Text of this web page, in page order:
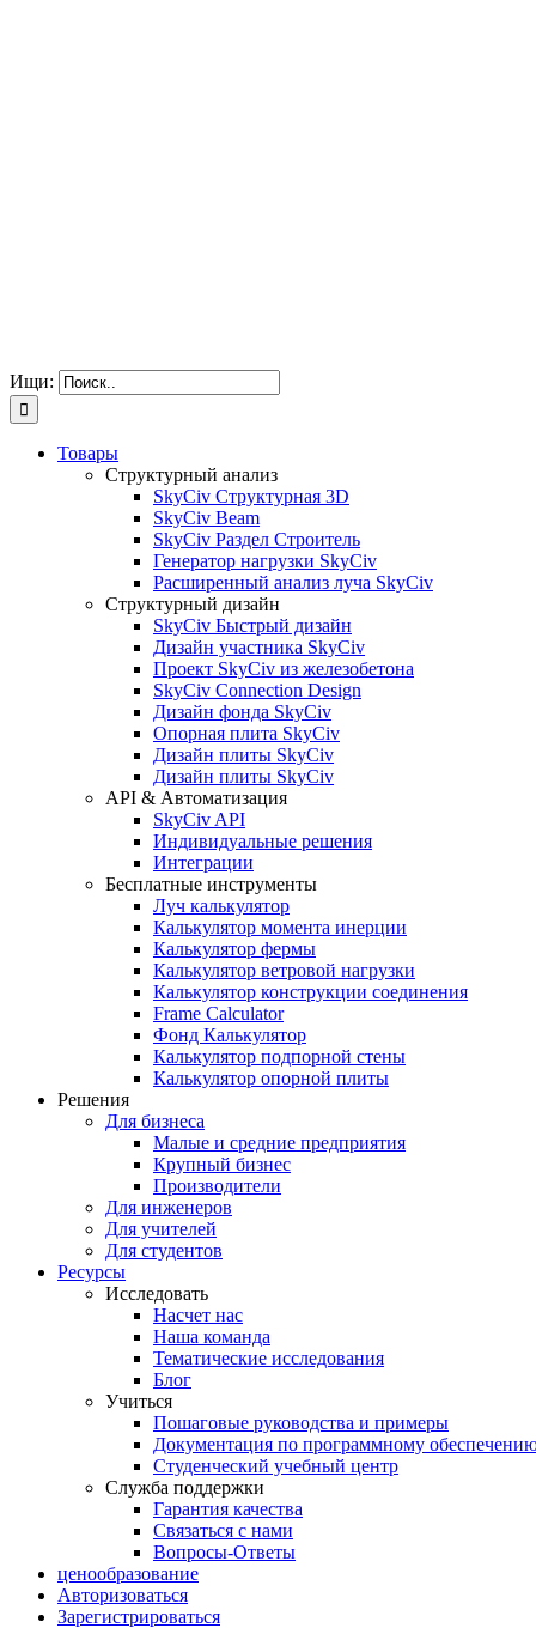
Ищи:
Товары
Структурный анализ
SkyCiv Структурная 3D
SkyCiv Beam
SkyCiv Раздел Строитель
Генератор нагрузки SkyCiv
Расширенный анализ луча SkyCiv
Структурный дизайн
SkyCiv Быстрый дизайн
Дизайн участника SkyCiv
Проект SkyCiv из железобетона
SkyCiv Connection Design
Дизайн фонда SkyCiv
Опорная плита SkyCiv
Дизайн плиты SkyCiv
Дизайн плиты SkyCiv
API & Автоматизация
SkyCiv API
Индивидуальные решения
Интеграции
Бесплатные инструменты
Луч калькулятор
Калькулятор момента инерции
Калькулятор фермы
Калькулятор ветровой нагрузки
Калькулятор конструкции соединения
Frame Calculator
Фонд Калькулятор
Калькулятор подпорной стены
Калькулятор опорной плиты
Решения
Для бизнеса
Малые и средние предприятия
Крупный бизнес
Производители
Для инженеров
Для учителей
Для студентов
Ресурсы
Исследовать
Насчет нас
Наша команда
Тематические исследования
Блог
Учиться
Пошаговые руководства и примеры
Документация по программному
Студенческий учебный центр
Служба поддержки
Гарантия качества
Связаться с нами
Вопросы-Ответы
ценообразование
Авторизоваться
Зарегистрироваться